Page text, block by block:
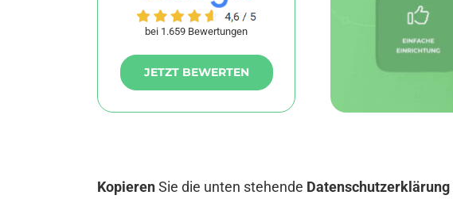
bei 1.659 Bewertungen
JETZT BEWERTEN
KopierenSie die unten stehende Datenschutzerklärung